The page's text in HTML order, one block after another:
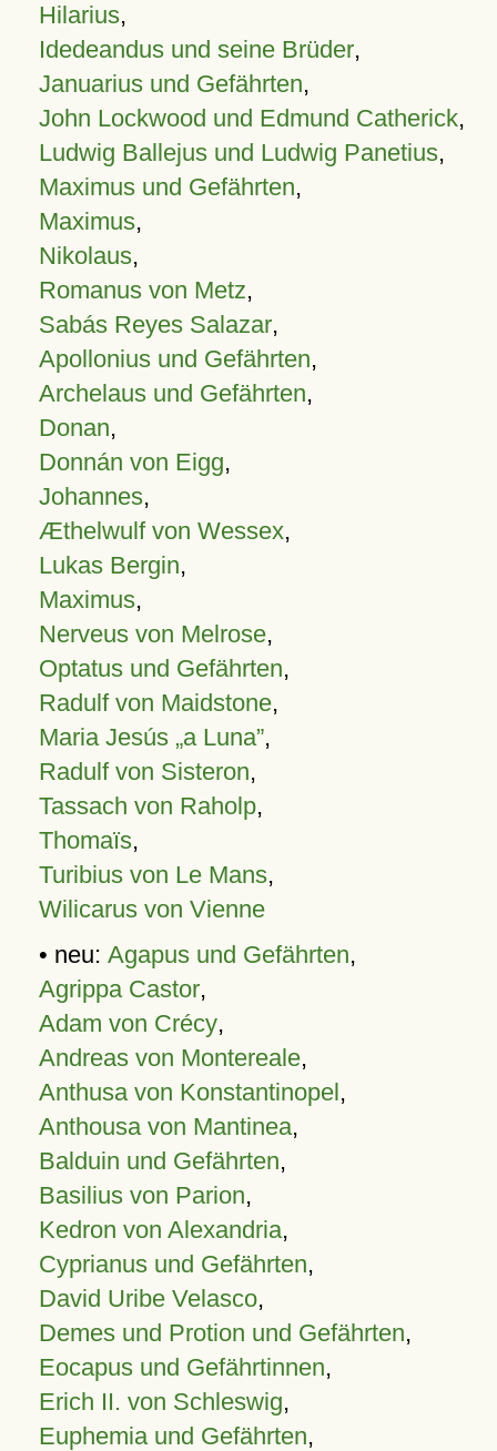
Hilarius,
Idedeandus und seine Brüder,
Januarius und Gefährten,
John Lockwood und Edmund Catherick,
Ludwig Ballejus und Ludwig Panetius,
Maximus und Gefährten,
Maximus,
Nikolaus,
Romanus von Metz,
Sabás Reyes Salazar,
Apollonius und Gefährten,
Archelaus und Gefährten,
Donan,
Donnán von Eigg,
Johannes,
Æthelwulf von Wessex,
Lukas Bergin,
Maximus,
Nerveus von Melrose,
Optatus und Gefährten,
Radulf von Maidstone,
Maria Jesús „a Luna”,
Radulf von Sisteron,
Tassach von Raholp,
Thomaïs,
Turibius von Le Mans,
Wilicarus von Vienne
• neu: Agapus und Gefährten,
Agrippa Castor,
Adam von Crécy,
Andreas von Montereale,
Anthusa von Konstantinopel,
Anthousa von Mantinea,
Balduin und Gefährten,
Basilius von Parion,
Kedron von Alexandria,
Cyprianus und Gefährten,
David Uribe Velasco,
Demes und Protion und Gefährten,
Eocapus und Gefährtinnen,
Erich II. von Schleswig,
Euphemia und Gefährten,